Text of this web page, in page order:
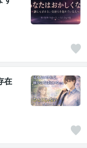
在